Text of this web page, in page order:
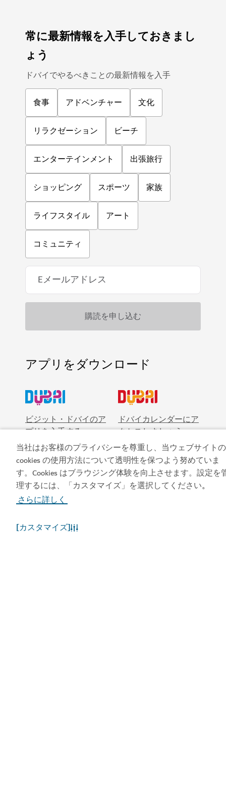
当社はお客様のプライバシーを尊重し、当ウェブサイトの
cookies の使用方法について透明性を保つよう努めていま
す。Cookies はブラウジング体験を向上させます。設定を
理するには、「カスタマイズ」を選択してください。
さらに詳しく
[カスタマイズ]
常に最新情報を入手しておきまし
ょう
ドバイでやるべきことの最新情報を入手
食事 アドベンチャー 文化
リラクゼーション ビーチ
エンターテインメント 出張旅行
ショッピング スポーツ 家族
ライフスタイル アート
コミュニティ
アプリをダウンロード
ビジット・ドバイのア
プリを入手する
ドバイカレンダーにア
クセスしましょう